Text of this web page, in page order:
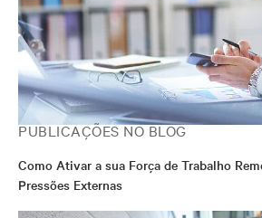
PUBLICAÇÕES NO BLOG
Como Ativar a sua Força de Trabalho
Pressões Externas